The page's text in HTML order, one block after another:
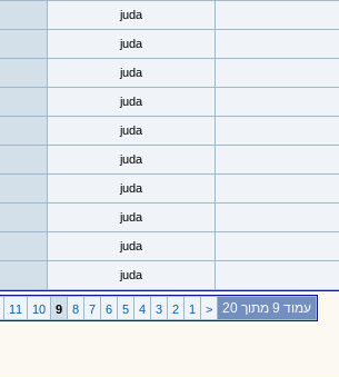
juda
juda
juda
juda
juda
juda
juda
juda
juda
juda
עמוד 9 מתוך 20 <
1
2
3
4
5
6
7
8
9
10
11